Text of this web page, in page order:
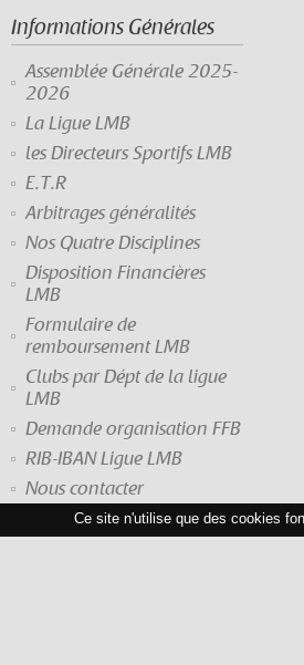
Informations Générales
Assemblée Générale 2025-
2026
La Ligue LMB
les Directeurs Sportifs LMB
E.T.R
Arbitrages généralités
Nos Quatre Disciplines
Disposition Financières
LMB
Formulaire de
remboursement LMB
Clubs par Dépt de la ligue
LMB
Demande organisation FFB
RIB-IBAN Ligue LMB
Nous contacter
Ce site n'utilise que des cookies